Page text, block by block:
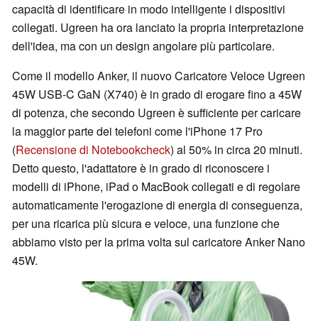
capacità di identificare in modo intelligente i dispositivi
collegati. Ugreen ha ora lanciato la propria interpretazione
dell'idea, ma con un design angolare più particolare.
Come il modello Anker, il nuovo Caricatore Veloce Ugreen
45W USB-C GaN (X740) è in grado di erogare fino a 45W
di potenza, che secondo Ugreen è sufficiente per caricare
la maggior parte dei telefoni come l'iPhone 17 Pro
(Recensione di Notebookcheck) al 50% in circa 20 minuti.
Detto questo, l'adattatore è in grado di riconoscere i
modelli di iPhone, iPad o MacBook collegati e di regolare
automaticamente l'erogazione di energia di conseguenza,
per una ricarica più sicura e veloce, una funzione che
abbiamo visto per la prima volta sul caricatore Anker Nano
45W.